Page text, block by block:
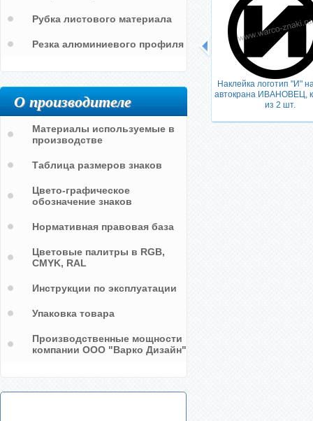
Наклейка логотип "И"
автокрана ИВАНОВЕЦ,
из 2 шт.
Рубка листового материала
Резка алюминиевого профиля
О производителе
Материалы используемые в
производстве
Таблица размеров знаков
Цвето-графическое
обозначение знаков
Нормативная правовая база
Цветовые палитры в RGB,
CMYK, RAL
Инструкции по эксплуатации
Упаковка товара
Производственные мощности
компании ООО "Варко Дизайн"